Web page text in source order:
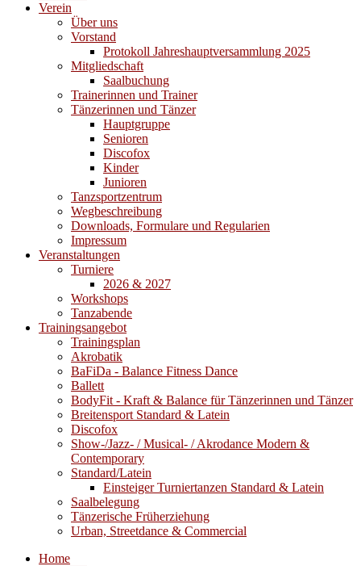
Verein
Über uns
Vorstand
Protokoll Jahreshauptversammlung 2025
Mitgliedschaft
Saalbuchung
Trainerinnen und Trainer
Tänzerinnen und Tänzer
Hauptgruppe
Senioren
Discofox
Kinder
Junioren
Tanzsportzentrum
Wegbeschreibung
Downloads, Formulare und Regularien
Impressum
Veranstaltungen
Turniere
2026 & 2027
Workshops
Tanzabende
Trainingsangebot
Trainingsplan
Akrobatik
BaFiDa - Balance Fitness Dance
Ballett
BodyFit - Kraft & Balance für Tänzerinnen und Tänzer
Breitensport Standard & Latein
Discofox
Show-/Jazz- / Musical- / Akrodance Modern &
Contemporary
Standard/Latein
Einsteiger Turniertanzen Standard & Latein
Saalbelegung
Tänzerische Früherziehung
Urban, Streetdance & Commercial
Home